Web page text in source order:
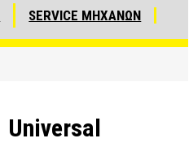
SERVICE ΜΗΧΑΝΩΝ
Universal